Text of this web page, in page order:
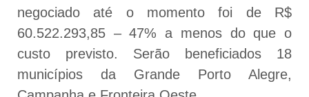
negociado até o momento foi de R$
60.522.293,85 – 47% a menos do que o
custo previsto. Serão beneficiados 18
municípios da Grande Porto Alegre,